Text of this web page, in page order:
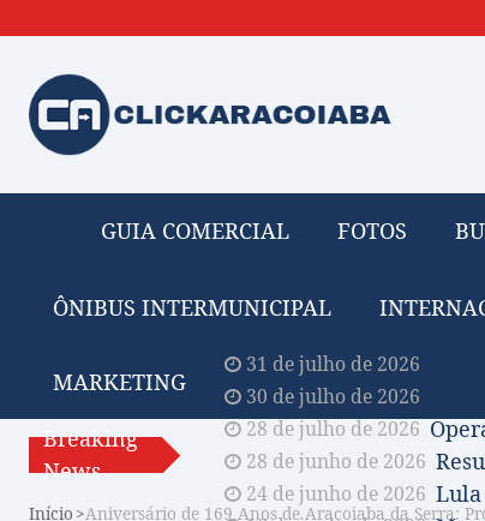
GUIA COMERCIAL FOTOS
ÔNIBUS INTERMUNICIPAL
MARKETING
Breaking
News
31 de julho de 2026
30 de julho de 2026
28 de julho de 2026
28 de junho de 2026
24 de junho de 2026
Início Aniversário de 169 Anos de Araçoiaba da Serra: